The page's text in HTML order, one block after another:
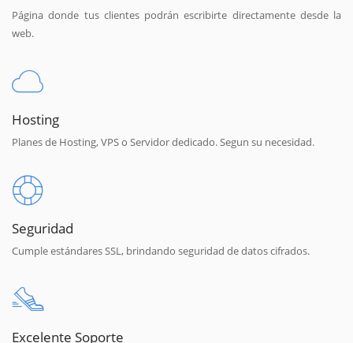
Página donde tus clientes podrán escribirte directamente desde la
web.
Hosting
Planes de Hosting, VPS o Servidor dedicado. Segun su necesidad.
Seguridad
Cumple estándares SSL, brindando seguridad de datos cifrados.
Excelente Soporte